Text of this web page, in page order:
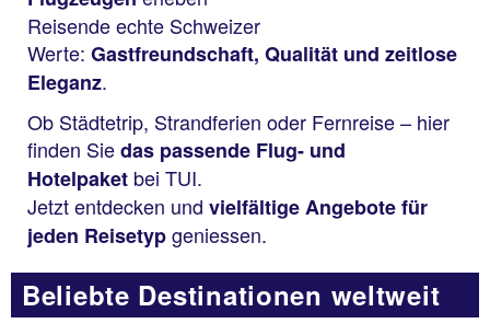
Reisende echte Schweizer
Werte: Gastfreundschaft, Qualität und zeitlose
Eleganz.
Ob Städtetrip, Strandferien oder Fernreise – hier
finden Siedas passende Flug- und
Hotelpaket bei TUI.
Jetzt entdecken und vielfältige Angebote für
jeden Reisetypgeniessen.
Beliebte Destinationen weltweit